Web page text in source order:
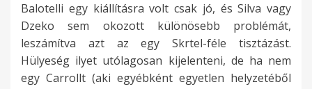
Balotelli egy kiállításra volt csak jó, és Silva vagy
Dzeko sem okozott különösebb problémát,
leszámítva azt az egy Skrtel-féle tisztázást.
Hülyeség ilyet utólagosan kijelenteni, de ha nem
egy Carrollt (aki egyébként egyetlen helyzetéből